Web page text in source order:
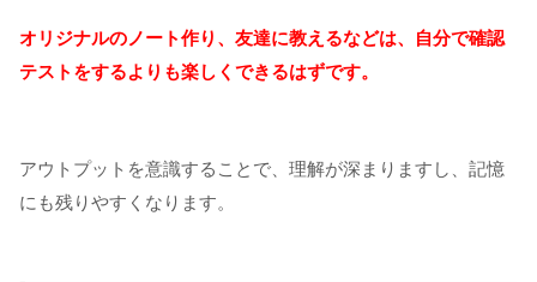
オリジナルのノート作り、友達に教えるなどは、自分で確認
テストをするよりも楽しくできるはずです。
アウトプットを意識することで、理解が深まりますし、記憶
にも残りやすくなります。